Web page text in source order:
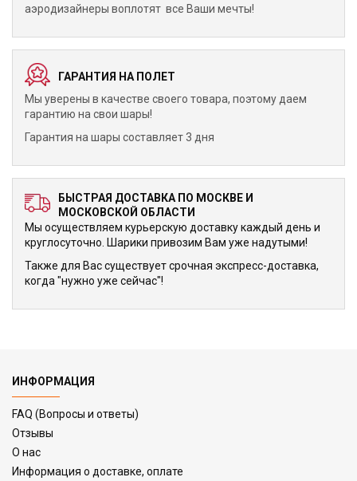
аэродизайнеры воплотят все Ваши мечты!
ГАРАНТИЯ НА ПОЛЕТ
Мы уверены в качестве своего товара, поэтому даем
гарантию на свои шары!
Гарантия на шары составляет 3 дня
БЫСТРАЯ ДОСТАВКА ПО МОСКВЕ И
МОСКОВСКОЙ ОБЛАСТИ
Мы осуществляем курьерскую доставку каждый день и
круглосуточно. Шарики привозим Вам уже надутыми!
Также для Вас существует срочная экспресс-доставка,
когда "нужно уже сейчас"!
ИНФОРМАЦИЯ
FAQ (Вопросы и ответы)
Отзывы
О нас
Информация о доставке, оплате